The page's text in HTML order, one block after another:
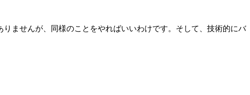
ませんが、同様のことをやればいいわけです。そして、技術的にバ